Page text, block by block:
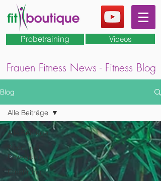
Probetraining Videos
Frauen Fitness News - Fitness Blog
Blog
Alle Beiträge
Sport und
Bewegung
Ernährung
Alle Beiträge